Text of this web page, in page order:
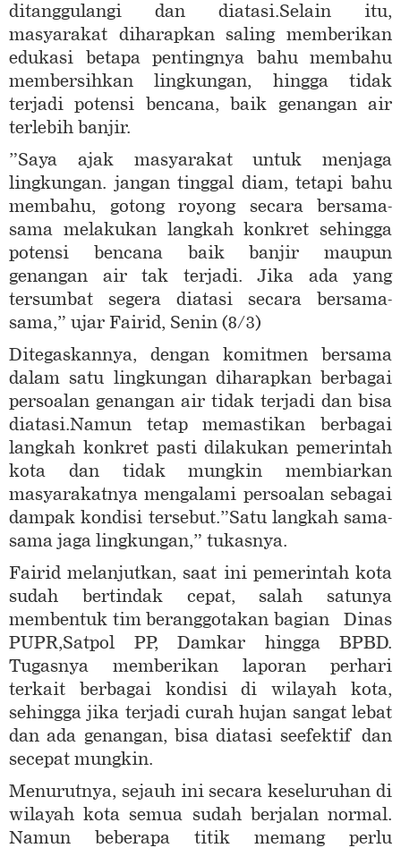
ditanggulangi dan diatasi.Selain itu,
masyarakat diharapkan saling memberikan
edukasi betapa pentingnya bahu membahu
membersihkan lingkungan, hingga tidak
terjadi potensi bencana, baik genangan air
terlebih banjir.
”Saya ajak masyarakat untuk menjaga
lingkungan. jangan tinggal diam, tetapi bahu
membahu, gotong royong secara bersama-
sama melakukan langkah konkret sehingga
potensi bencana baik banjir maupun
genangan air tak terjadi. Jika ada yang
tersumbat segera diatasi secara bersama-
sama,” ujar Fairid, Senin (8/3)
Ditegaskannya, dengan komitmen bersama
dalam satu lingkungan diharapkan berbagai
persoalan genangan air tidak terjadi dan bisa
diatasi.Namun tetap memastikan berbagai
langkah konkret pasti dilakukan pemerintah
kota dan tidak mungkin membiarkan
masyarakatnya mengalami persoalan sebagai
dampak kondisi tersebut.”Satu langkah sama-
sama jaga lingkungan,” tukasnya.
Fairid melanjutkan, saat ini pemerintah kota
sudah bertindak cepat, salah satunya
membentuk tim beranggotakan bagian Dinas
PUPR,Satpol PP, Damkar hingga BPBD.
Tugasnya memberikan laporan perhari
terkait berbagai kondisi di wilayah kota,
sehingga jika terjadi curah hujan sangat lebat
dan ada genangan, bisa diatasi seefektif dan
secepat mungkin.
Menurutnya, sejauh ini secara keseluruhan di
wilayah kota semua sudah berjalan normal.
Namun beberapa titik memang perlu